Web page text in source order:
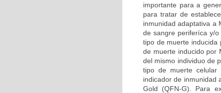
importante para a
para tratar de
inmunidad adaptativa a
de sangre periferíca y/
tipo de muerte inducida
de muerte inducido por
del mismo individuo de
tipo de muerte
indicador de inmunidad
Gold (QFN-G). Para